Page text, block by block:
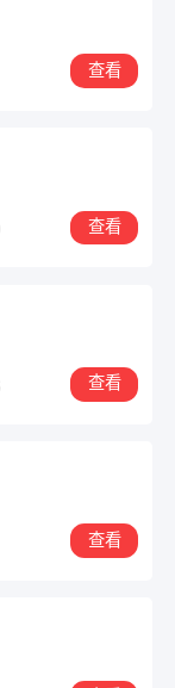
查看
查看
查看
查看